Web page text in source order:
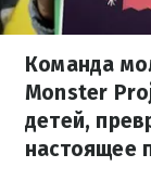
Команда
Monster
детей,
настоящее